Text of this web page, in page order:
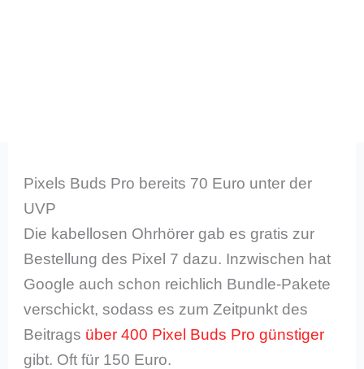
Pixels Buds Pro bereits 70 Euro unter der
UVP
Die kabellosen Ohrhörer gab es gratis zur
Bestellung des Pixel 7 dazu. Inzwischen hat
Google auch schon reichlich Bundle-Pakete
verschickt, sodass es zum Zeitpunkt des
Beitrags über 400 Pixel Buds Pro günstiger
gibt. Oft für 150 Euro.